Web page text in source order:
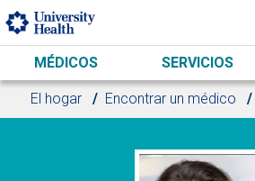
Skip to main content
MÉDICOS SERVICIOS
El hogar Encontrar un médico